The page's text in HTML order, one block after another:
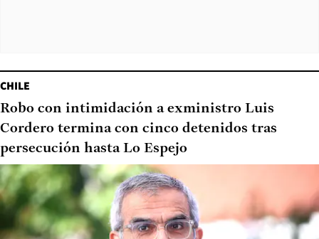
CHILE
Robo con intimidación a exministro Luis
Cordero termina con cinco detenidos tras
persecución hasta Lo Espejo